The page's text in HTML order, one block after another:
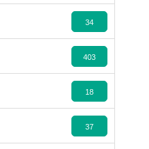
34
403
18
37